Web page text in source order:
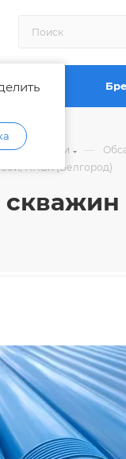
шланги —
НПВХ (Белгород)